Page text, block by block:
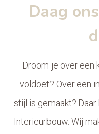
Daag
Droom je over een
voldoet? Over een
stijl is gemaakt?
Interieurbouw. Wij